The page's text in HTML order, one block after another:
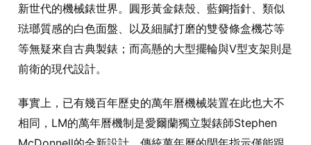
新世代的機械錶世界。圓形黃金錶殼、藍鋼指針、類似
琺瑯質感的白色面盤、以及細膩打磨的雙發條盒機芯等
等無疑來自古典製錶；而高懸的大型擺輪與V型支架則是
前衛的現代設計。
事實上，已有幾百年歷史的萬年曆機械裝置在此也大不
相同，LM的萬年曆機制是愛爾蘭獨立製錶師Stephen